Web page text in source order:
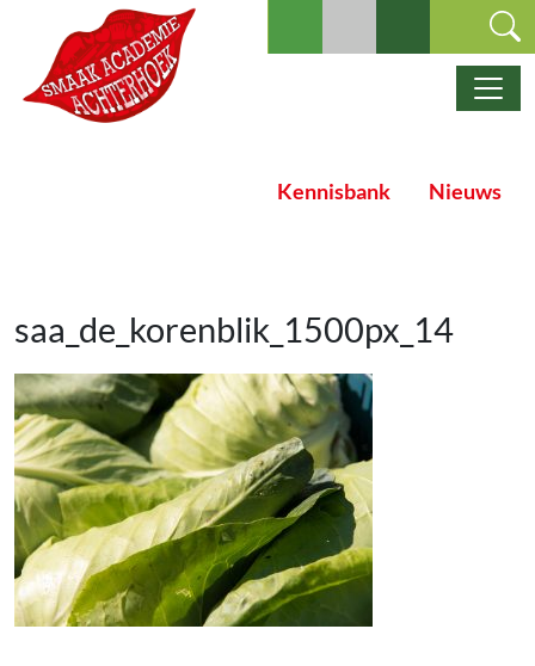
Ga naar de inhoud
Hoofdnavigatie
Kennisbank Nieuws
saa_de_korenblik_1500px_14